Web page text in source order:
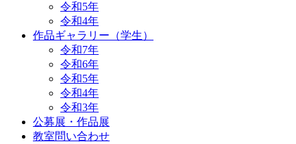
令和5年
令和4年
作品ギャラリー（学生）
令和7年
令和6年
令和5年
令和4年
令和3年
公募展・作品展
教室問い合わせ